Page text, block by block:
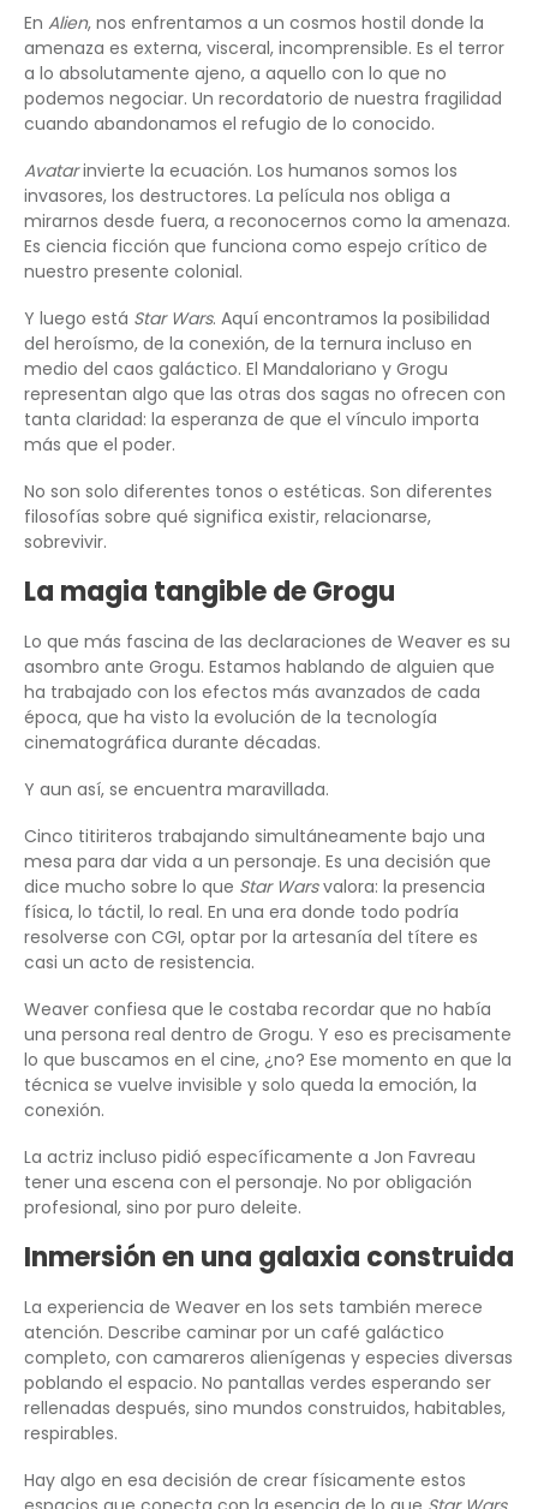
En Alien, nos enfrentamos a un cosmos hostil donde la
amenaza es externa, visceral, incomprensible. Es el terror
a lo absolutamente ajeno, a aquello con lo que no
podemos negociar. Un recordatorio de nuestra fragilidad
cuando abandonamos el refugio de lo conocido.
Avatarinvierte la ecuación. Los humanos somos los
invasores, los destructores. La película nos obliga a
mirarnos desde fuera, a reconocernos como la amenaza.
Es ciencia ficción que funciona como espejo crítico de
nuestro presente colonial.
Y luego está Star Wars. Aquí encontramos la posibilidad
del heroísmo, de la conexión, de la ternura incluso en
medio del caos galáctico. El Mandaloriano y Grogu
representan algo que las otras dos sagas no ofrecen con
tanta claridad: la esperanza de que el vínculo importa
más que el poder.
No son solo diferentes tonos o estéticas. Son diferentes
filosofías sobre qué significa existir, relacionarse,
sobrevivir.
La magia tangible de Grogu
Lo que más fascina de las declaraciones de Weaver es su
asombro ante Grogu. Estamos hablando de alguien que
ha trabajado con los efectos más avanzados de cada
época, que ha visto la evolución de la tecnología
cinematográfica durante décadas.
Y aun así, se encuentra maravillada.
Cinco titiriteros trabajando simultáneamente bajo una
mesa para dar vida a un personaje. Es una decisión que
dice mucho sobre lo que Star Warsvalora: la presencia
física, lo táctil, lo real. En una era donde todo podría
resolverse con CGI, optar por la artesanía del títere es
casi un acto de resistencia.
Weaver confiesa que le costaba recordar que no había
una persona real dentro de Grogu. Y eso es precisamente
lo que buscamos en el cine, ¿no? Ese momento en que la
técnica se vuelve invisible y solo queda la emoción, la
conexión.
La actriz incluso pidió específicamente a Jon Favreau
tener una escena con el personaje. No por obligación
profesional, sino por puro deleite.
Inmersión en una galaxia construida
La experiencia de Weaver en los sets también merece
atención. Describe caminar por un café galáctico
completo, con camareros alienígenas y especies diversas
poblando el espacio. No pantallas verdes esperando ser
rellenadas después, sino mundos construidos, habitables,
respirables.
Hay algo en esa decisión de crear físicamente estos